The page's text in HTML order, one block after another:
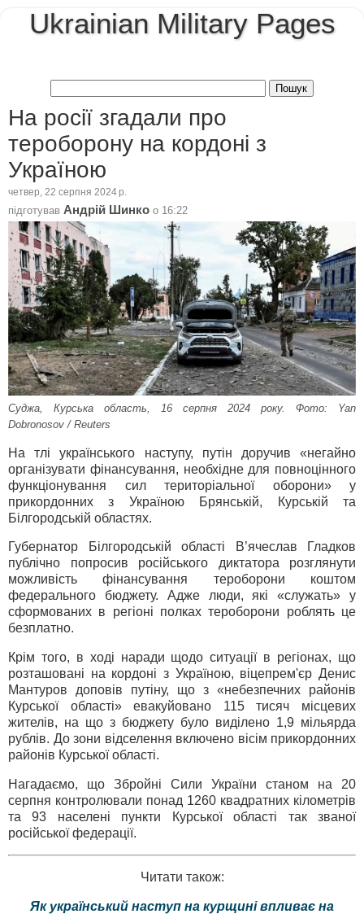
Ukrainian Military Pages
На росії згадали про
тероборону на кордоні з
Україною
четвер, 22 серпня 2024 р.
підготував Андрій Шинко о 16:22
Суджа, Курська область, 16 серпня 2024 року. Фото: Yan
Dobronosov / Reuters
На тлі українського наступу, путін доручив «негайно
організувати фінансування, необхідне для повноцінного
функціонування сил територіальної оборони» у
прикордонних з Україною Брянській, Курській та
Білгородській областях.
Губернатор Білгородській області В’ячеслав Гладков
публічно попросив російського диктатора розглянути
можливість фінансування тероборони коштом
федерального бюджету. Адже люди, які «служать» у
сформованих в регіоні полках тероборони роблять це
безплатно.
Крім того, в ході наради щодо ситуації в регіонах, що
розташовані на кордоні з Україною, віцепрем'єр Денис
Мантуров доповів путіну, що з «небезпечних районів
Курської області» евакуйовано 115 тисяч місцевих
жителів, на що з бюджету було виділено 1,9 мільярда
рублів. До зони відселення включено вісім прикордонних
районів Курської області.
Нагадаємо, що Збройні Сили України станом на 20
серпня контролювали понад 1260 квадратних кілометрів
та 93 населені пункти Курської області так званої
російської федерації.
Читати також:
Як український наступ на курщині впливає на